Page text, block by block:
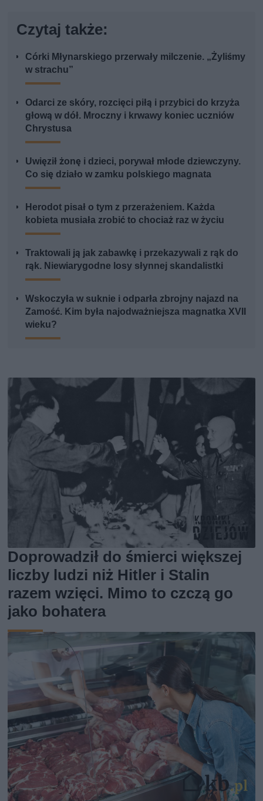
Czytaj także:
Córki Młynarskiego przerwały milczenie. „Żyliśmy
w strachu”
Odarci ze skóry, rozcięci piłą i przybici do krzyża
głową w dół. Mroczny i krwawy koniec uczniów
Chrystusa
Uwięził żonę i dzieci, porywał młode dziewczyny.
Co się działo w zamku polskiego magnata
Herodot pisał o tym z przerażeniem. Każda
kobieta musiała zrobić to chociaż raz w życiu
Traktowali ją jak zabawkę i przekazywali z rąk do
rąk. Niewiarygodne losy słynnej skandalistki
Wskoczyła w suknie i odparła zbrojny najazd na
Zamość. Kim była najodważniejsza magnatka XVII
wieku?
Doprowadził do śmierci większej
liczby ludzi niż Hitler i Stalin
razem wzięci. Mimo to czczą go
jako bohatera